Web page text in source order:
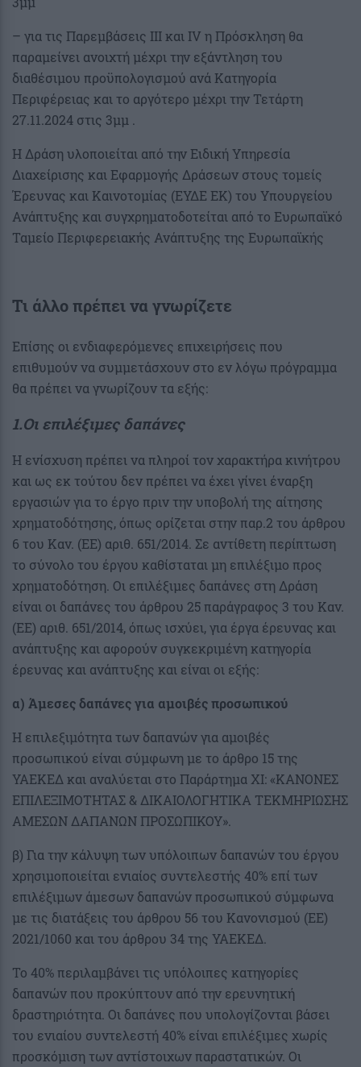
– για τις Παρεμβάσεις ΙΙΙ και IV η Πρόσκληση θα
παραμείνει ανοιχτή μέχρι την εξάντληση του
διαθέσιμου προϋπολογισμού ανά Κατηγορία
Περιφέρειας και το αργότερο μέχρι την Τετάρτη
27.11.2024 στις 3μμ .
Η Δράση υλοποιείται από την Ειδική Υπηρεσία
Διαχείρισης και Εφαρμογής Δράσεων στους τομείς
Έρευνας και Καινοτομίας (ΕΥΔΕ ΕΚ) του Υπουργείου
Ανάπτυξης και συγχρηματοδοτείται από το Ευρωπαϊκό
Ταμείο Περιφερειακής Ανάπτυξης της Ευρωπαϊκής
Τι άλλο πρέπει να γνωρίζετε
Επίσης οι ενδιαφερόμενες επιχειρήσεις που
επιθυμούν να συμμετάσχουν στο εν λόγω πρόγραμμα
θα πρέπει να γνωρίζουν τα εξής:
1.Οι επιλέξιμες δαπάνες
Η ενίσχυση πρέπει να πληροί τον χαρακτήρα κινήτρου
και ως εκ τούτου δεν πρέπει να έχει γίνει έναρξη
εργασιών για το έργο πριν την υποβολή της αίτησης
χρηματοδότησης, όπως ορίζεται στην παρ.2 του άρθρου
6 του Καν. (ΕΕ) αριθ. 651/2014. Σε αντίθετη περίπτωση
το σύνολο του έργου καθίσταται μη επιλέξιμο προς
χρηματοδότηση. Οι επιλέξιμες δαπάνες στη Δράση
είναι οι δαπάνες του άρθρου 25 παράγραφος 3 του Καν.
(ΕΕ) αριθ. 651/2014, όπως ισχύει, για έργα έρευνας και
ανάπτυξης και αφορούν συγκεκριμένη κατηγορία
έρευνας και ανάπτυξης και είναι οι εξής:
α) Άμεσες δαπάνες για αμοιβές προσωπικού
Η επιλεξιμότητα των δαπανών για αμοιβές
προσωπικού είναι σύμφωνη με το άρθρο 15 της
ΥΑΕΚΕΔ και αναλύεται στο Παράρτημα XI: «ΚΑΝΟΝΕΣ
ΕΠΙΛΕΞΙΜΟΤΗΤΑΣ & ΔΙΚΑΙΟΛΟΓΗΤΙΚΑ ΤΕΚΜΗΡΙΩΣΗΣ
ΑΜΕΣΩΝ ΔΑΠΑΝΩΝ ΠΡΟΣΩΠΙΚΟΥ».
β) Για την κάλυψη των υπόλοιπων δαπανών του έργου
χρησιμοποιείται ενιαίος συντελεστής 40% επί των
επιλέξιμων άμεσων δαπανών προσωπικού σύμφωνα
με τις διατάξεις του άρθρου 56 του Κανονισμού (ΕΕ)
2021/1060 και του άρθρου 34 της ΥΑΕΚΕΔ.
Το 40% περιλαμβάνει τις υπόλοιπες κατηγορίες
δαπανών που προκύπτουν από την ερευνητική
δραστηριότητα. Οι δαπάνες που υπολογίζονται βάσει
του ενιαίου συντελεστή 40% είναι επιλέξιμες χωρίς
προσκόμιση των αντίστοιχων παραστατικών. Οι